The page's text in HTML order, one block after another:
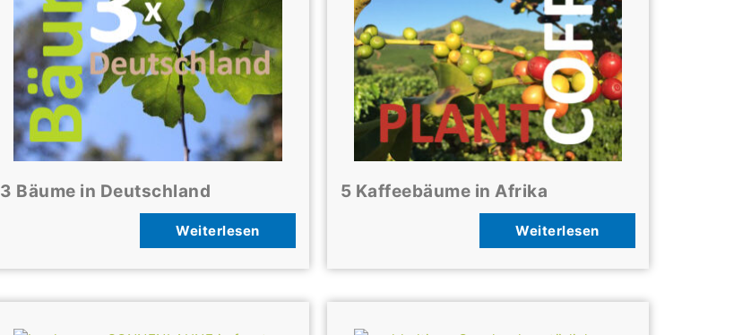
3 Bäume in Deutschland
Weiterlesen
5 Kaffeebäume in Afrika
Weiterlesen